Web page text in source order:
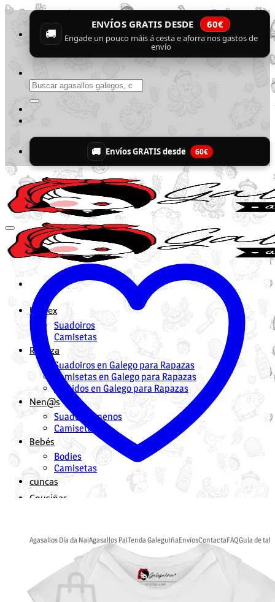
Skip
content
🚚
ENVÍOS GRATIS DESDE 60€
Engade un pouco máis á cesta e aforra nos gastos de
envío
Buscar
por:
🚚 Envíos GRATIS desde 60€
Unisex
Suadoiros
Camisetas
Rapaza
Suadoiros en Galego para Rapazas
Camisetas en Galego para Rapazas
Vestidos en Galego para Rapazas
Nen@s
Suadoiros nenos
Camisetas
Bebés
Bodies
Camisetas
cuncas
Cousiñas
Agasallos Día da NaiAgasallos PaiTenda GaleguiñaEnvíosContactaFAQGuía de